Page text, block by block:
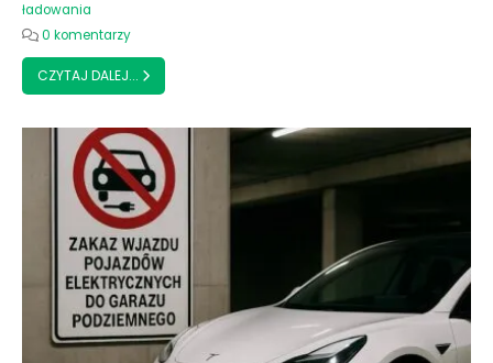
ładowania
0 komentarzy
CZYTAJ DALEJ...